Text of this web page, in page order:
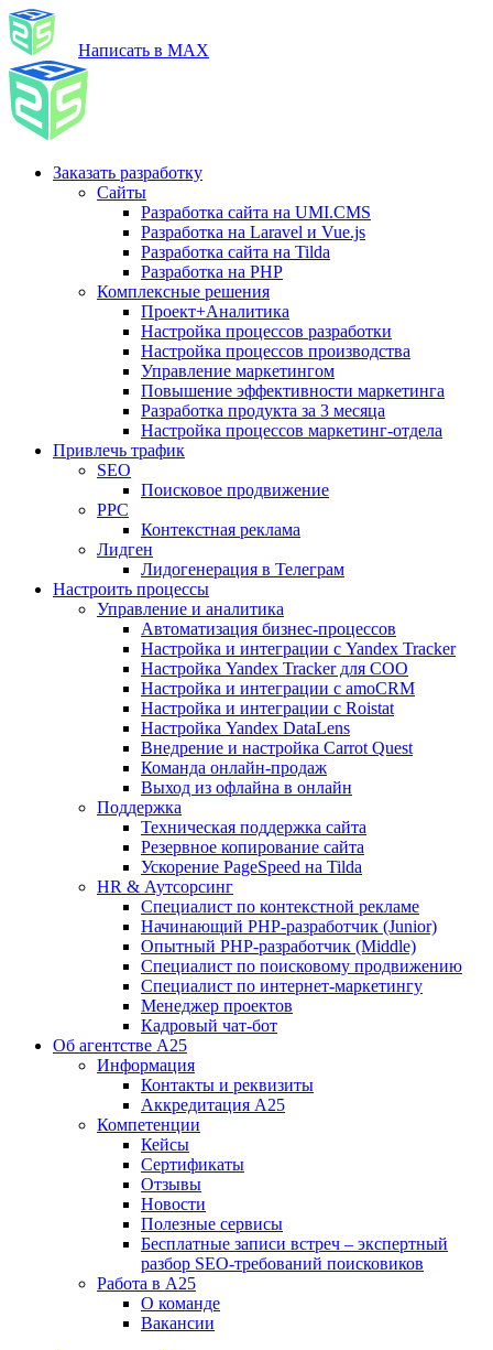
Написать в MAX
Заказать разработку
Сайты
Разработка сайта на UMI.CMS
Разработка на Laravel и Vue.js
Разработка сайта на Tilda
Разработка на PHP
Комплексные решения
Проект+Аналитика
Настройка процессов разработки
Настройка процессов производства
Управление маркетингом
Повышение эффективности маркетинга
Разработка продукта за 3 месяца
Настройка процессов маркетинг-отдела
Привлечь трафик
SEO
Поисковое продвижение
PPC
Контекстная реклама
Лидген
Лидогенерация в Телеграм
Настроить процессы
Управление и аналитика
Автоматизация бизнес-процессов
Настройка и интеграции с Yandex Tracker
Настройка Yandex Tracker для СОО
Настройка и интеграции с amoCRM
Настройка и интеграции с Roistat
Настройка Yandex DataLens
Внедрение и настройка Carrot Quest
Команда онлайн-продаж
Выход из офлайна в онлайн
Поддержка
Техническая поддержка сайта
Резервное копирование сайта
Ускорение PageSpeed на Tilda
HR & Аутсорсинг
Специалист по контекстной рекламе
Начинающий PHP-разработчик (Junior)
Опытный PHP-разработчик (Middle)
Специалист по поисковому продвижению
Специалист по интернет-маркетингу
Менеджер проектов
Кадровый чат-бот
Об агентстве А25
Информация
Контакты и реквизиты
Аккредитация А25
Компетенции
Кейсы
Сертификаты
Отзывы
Новости
Полезные сервисы
Бесплатные записи встреч – экспертный
разбор SEO-требований поисковиков
Работа в А25
О команде
Вакансии